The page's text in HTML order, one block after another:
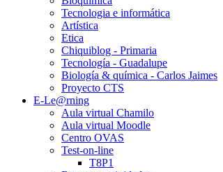
Tecnologia e informática
Artística
Etica
Chiquiblog - Primaria
Tecnología - Guadalupe
Biología & química - Carlos Jaimes
Proyecto CTS
E-Le@rning
Aula virtual Chamilo
Aula virtual Moodle
Centro OVAS
Test-on-line
T8P1